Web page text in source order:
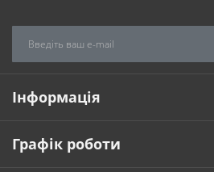
Інформація
Графік роботи